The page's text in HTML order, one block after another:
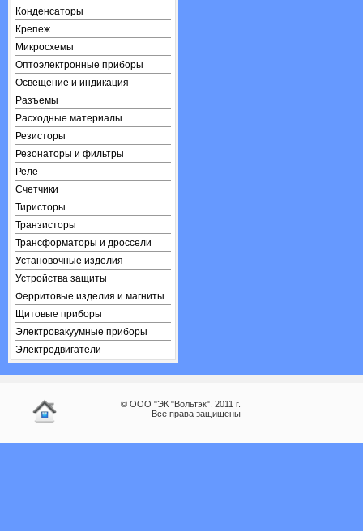
Конденсаторы
Крепеж
Микросхемы
Оптоэлектронные приборы
Освещение и индикация
Разъемы
Расходные материалы
Резисторы
Резонаторы и фильтры
Реле
Счетчики
Тиристоры
Транзисторы
Трансформаторы и дроссели
Установочные изделия
Устройства защиты
Ферритовые изделия и магниты
Щитовые приборы
Электровакуумные приборы
Электродвигатели
© ООО "ЭК "Вольтэк". 2011 г.
Все права защищены